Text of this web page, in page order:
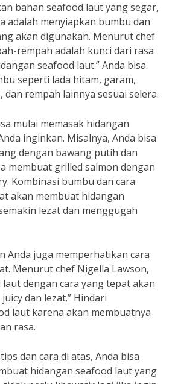
bahan seafood laut yang segar,
adalah menyiapkan bumbu dan
akan digunakan. Menurut chef
rempah adalah kunci dari rasa
seafood laut.” Anda bisa
seperti lada hitam, garam,
dan rempah lainnya sesuai selera.
mulai memasak hidangan
inginkan. Misalnya, Anda bisa
dengan bawang putih dan
membuat grilled salmon dengan
Kombinasi bumbu dan cara
akan membuat hidangan
lezat dan menggugah
Anda juga memperhatikan cara
Menurut chef Nigella Lawson,
laut dengan cara yang tepat akan
dan lezat.” Hindari
laut karena akan membuatnya
rasa.
dan cara di atas, Anda bisa
hidangan seafood laut yang